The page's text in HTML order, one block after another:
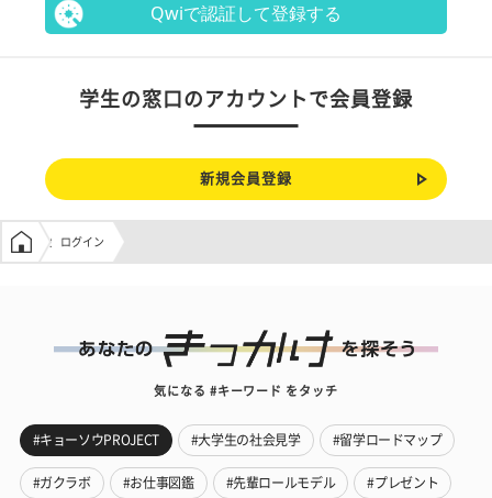
Qwiで認証して登録する
学生の窓口のアカウントで会員登録
新規会員登録
学生の窓口トップ
ログイン
気になる #キーワード をタッチ
#キョーソウPROJECT #大学生の社会見学 #留学ロードマップ
#ガクラボ #お仕事図鑑 #先輩ロールモデル #プレゼント